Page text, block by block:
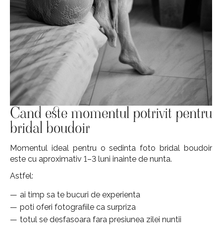
Cand este momentul potrivit pentru
bridal boudoir
Momentul ideal pentru o sedinta foto bridal boudoir
este cu aproximativ 1–3 luni inainte de nunta.
Astfel:
ai timp sa te bucuri de experienta
poti oferi fotografiile ca surpriza
totul se desfasoara fara presiunea zilei nuntii